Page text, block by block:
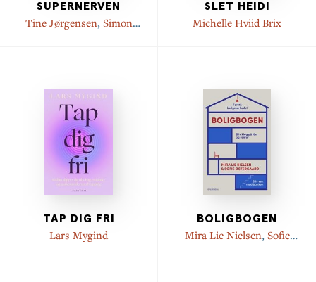
SUPERNERVEN
Tine Jørgensen, Simon
SLET HEIDI
Michelle Hviid Brix
TAP DIG FRI
Lars Mygind
BOLIGBOGEN
Mira Lie Nielsen, Sofie